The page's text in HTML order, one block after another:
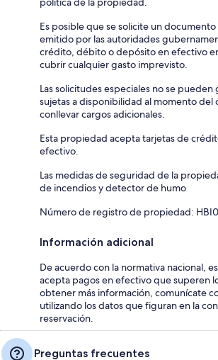
Es posible que se solicite un
emitido por las autoridades
crédito, débito o depósito en efectivo
cubrir cualquier gasto imprevisto.
Las solicitudes especiales no se pueden
sujetas a disponibilidad al momento
conllevar cargos adicionales.
Esta propiedad acepta tarjetas de
efectivo.
Las medidas de seguridad de la
de incendios y detector de humo
Número de registro de propiedad:
Información adicional
De acuerdo con la normativa nacional,
acepta pagos en efectivo que superen
obtener más información, comunícate
utilizando los datos que figuran en la
reservación.
Preguntas frecuentes